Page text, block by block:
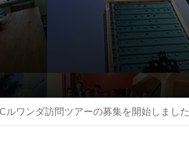
ルワンダ訪問ツアーの募集を開始しました